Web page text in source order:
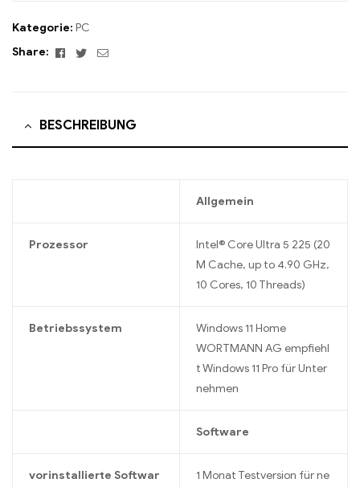
Kategorie: PC
Share:
Facebook
TwitterEmail
BESCHREIBUNG
Allgemein
Prozessor
Intel® Core Ultra 5 225 (20
M Cache, up to 4.90 GHz,
10 Cores, 10 Threads)
Betriebssystem
Windows 11 Home
WORTMANN AG empfiehl
t Windows 11 Pro für Unter
nehmen
Software
vorinstallierte Softwar
1 Monat Testversion für ne